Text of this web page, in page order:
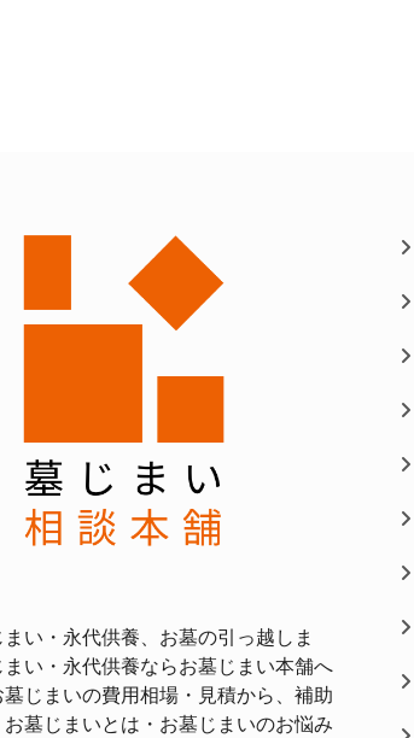
い・永代供養、お墓の引っ越しま
まい・永代供養ならお墓じまい本舗へ
墓じまいの費用相場・見積から、補助
墓じまいとは・お墓じまいのお悩み